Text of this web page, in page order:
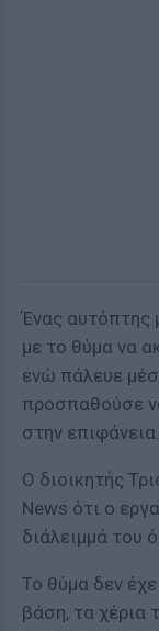
Ένας αυτόπτης
με το θύμα να
ενώ πάλευε
προσπαθούσε
στην επιφάνεια.
Ο διοικητής
News ότι ο
διάλειμμά του
Το θύμα δεν
βάση, τα χέρια